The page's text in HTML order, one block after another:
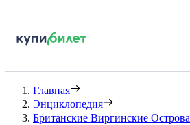
Главная
Энциклопедия
Британские Виргинские Острова